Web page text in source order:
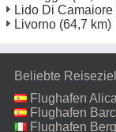
Lido Di Camaiore
Livorno (64,7 km)
Beliebte
Flughafen
Flughafen
Flughafen